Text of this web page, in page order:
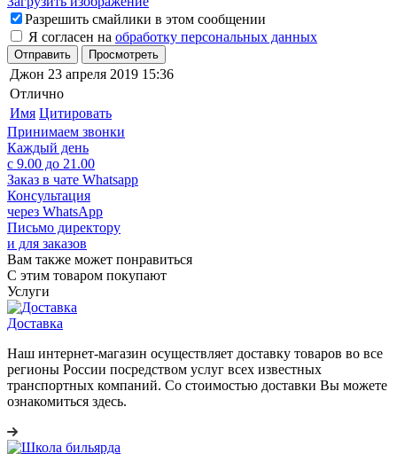
Разрешить смайлики в этом сообщении
Я согласен на обработку персональных данных
Отправить Просмотреть
Джон 23 апреля 2019 15:36
Отлично
Имя Цитировать
Принимаем звонки
Каждый день
с 9.00 до 21.00
Заказ в чате Whatsapp
Консультация
через WhatsApp
Письмо директору
и для заказов
Вам также может понравиться
С этим товаром покупают
Услуги
Доставка
Наш интернет-магазин осуществляет доставку товаров во все
регионы России посредством услуг всех известных
транспортных компаний. Со стоимостью доставки Вы можете
ознакомиться здесь.